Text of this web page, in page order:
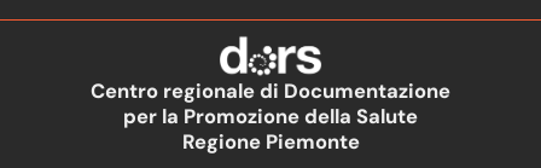
Centro regionale di Documentazione
per la Promozione della Salute
Regione Piemonte